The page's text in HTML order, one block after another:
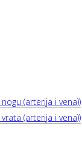
(arterija i vena))
(arterija i vena))